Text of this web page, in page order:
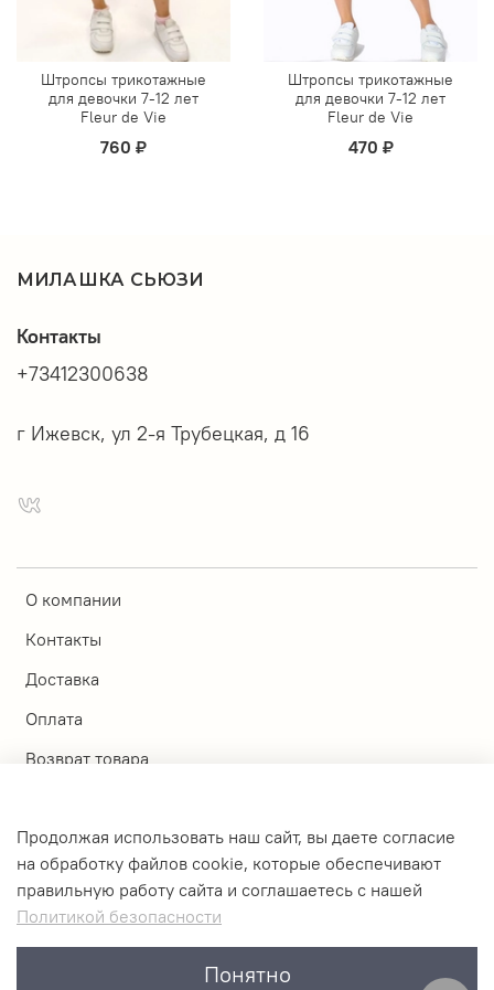
Штропсы трикотажные
для девочки 7-12 лет
Fleur de Vie
760 ₽
Штропсы трикотажные
для девочки 7-12 лет
Fleur de Vie
470 ₽
МИЛАШКА СЬЮЗИ
О компании
Контакты
Доставка
Оплата
Возврат товара
Личный кабинет
Оферта и политика конфиденциальности
Контакты
+73412300638
г Ижевск, ул 2-я Трубецкая, д 16
Продолжая использовать наш сайт, вы даете согласие
на обработку файлов cookie, которые обеспечивают
правильную работу сайта и соглашаетесь с нашей
Политикой безопасности
Понятно